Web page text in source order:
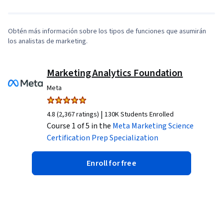
Obtén más información sobre los tipos de funciones que asumirán
los analistas de marketing.
Marketing Analytics Foundation
Meta
4.8 (2,367 ratings) | 130K Students Enrolled
Course 1 of 5 in the Meta Marketing Science
Certification PrepSpecialization
Enroll for free